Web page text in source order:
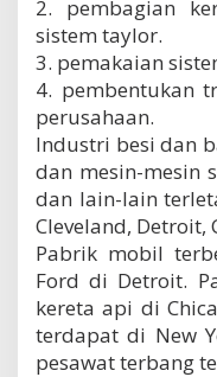
2. pembagian
sistem taylor.
3. pemakaian
4. pembentukan
perusahaan.
Industri besi dan
dan mesin-mesin
dan lain-lain
Cleveland, Detroit,
Pabrik mobil
Ford di Detroit.
kereta api di
terdapat di New
pesawat terbang